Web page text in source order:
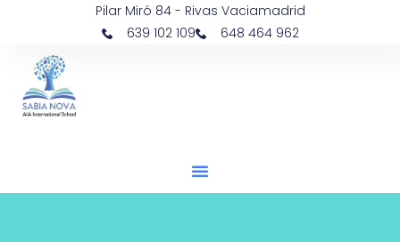
Pilar Miró 84 - Rivas Vaciamadrid
639 102 109
648 464 962